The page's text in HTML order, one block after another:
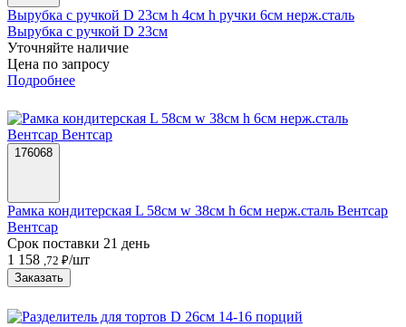
Вырубка с ручкой D 23см h 4см h ручки 6см нерж.сталь
Вырубка с ручкой D 23см
Уточняйте наличие
Цена по запросу
Подробнее
176068
Рамка кондитерская L 58см w 38см h 6см нерж.сталь Вентсар
Вентсар
Срок поставки 21 день
1 158 ,72 ₽/шт
Заказать